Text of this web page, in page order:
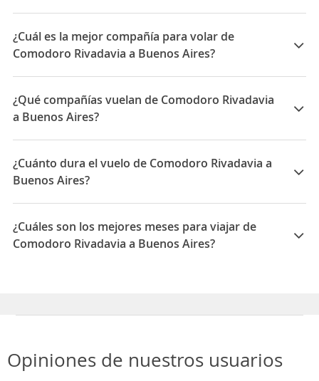
¿Cuál es la mejor compañía para volar de
Comodoro Rivadavia a Buenos Aires?
Las mejores compañías para viajar entre Comodoro
Rivadavia y Buenos Aires son: Aerolineas Argentinas,
Andes Líneas Aéreas, LATAM Airlines
¿Qué compañías vuelan de Comodoro Rivadavia
a Buenos Aires?
Las compañías que vuelan de Comodoro Rivadavia a
Buenos Aires son: Aerolineas Argentinas, JetSmart,
LATAM Airlines, Andes Líneas Aéreas, Flybondi
¿Cuánto dura el vuelo de Comodoro Rivadavia a
Buenos Aires?
La duración media para viajar entre Comodoro
Rivadavia y Buenos Aires es 02:15
¿Cuáles son los mejores meses para viajar de
Comodoro Rivadavia a Buenos Aires?
Opiniones de nuestros usuarios